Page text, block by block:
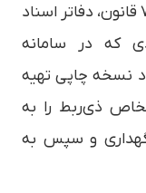
تبصره ۴: در اجرای تبصره ۱ ماده ۷ قانون، دفاتر اسناد
که در سامانه
نسخه چاپی تهیه
ذی‌ربط را به
و سپس به